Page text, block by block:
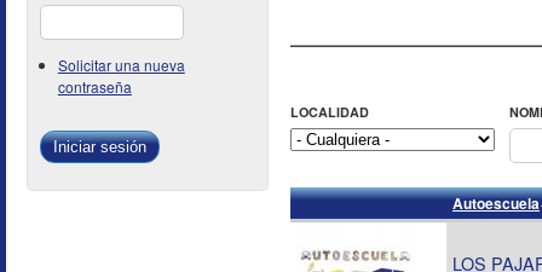
LOCALIDAD
Autoescuela
LOS
Solicitar una nueva
contraseña